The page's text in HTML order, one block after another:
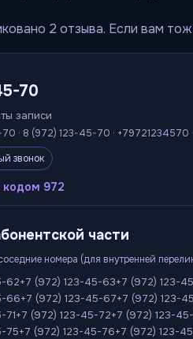
2 отзыва. Если вам
70
записи
· 8 (972) 123-45-70 · +79721234570
звонок
кодом 972
части
номера (для внутренней
62+7 (972) 123-45-63+7 (972) 123-
66+7 (972) 123-45-67+7 (972) 123-
71+7 (972) 123-45-72+7 (972) 123-
75+7 (972) 123-45-76+7 (972) 123-